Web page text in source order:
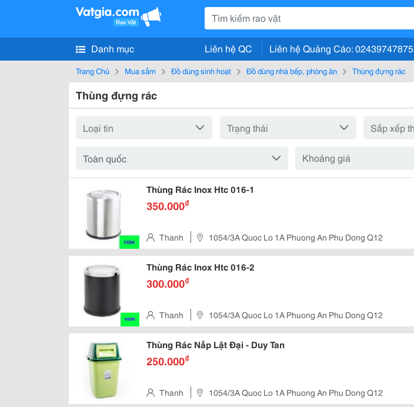
Danh mục Liên hệ QC Liên hệ Quảng Cáo: 02439747875
Trang Chủ Mua sắm Đồ dùng sinh hoạt Đồ dùng nhà bếp, phòng ăn Thùng đựng rác
Thùng đựng rác
Khoảng giá
Thùng Rác Inox Htc 016-1
350.000₫
Thanh 1054/3A Quoc Lo 1A Phuong An Phu Dong Q12
Thùng Rác Inox Htc 016-2
300.000₫
Thanh 1054/3A Quoc Lo 1A Phuong An Phu Dong Q12
Thùng Rác Nắp Lật Đại - Duy Tan
250.000₫
Thanh 1054/3A Quoc Lo 1A Phuong An Phu Dong Q12